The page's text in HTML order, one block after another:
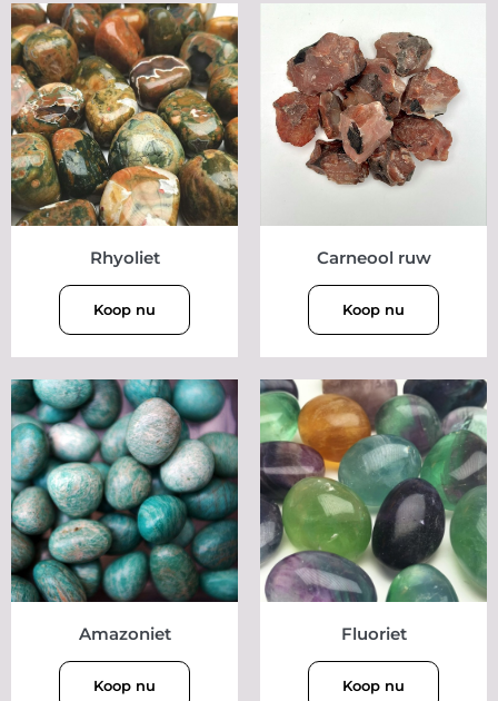
Rhyoliet
Koop nu
Carneool ruw
Koop nu
Amazoniet
Koop nu
Fluoriet
Koop nu